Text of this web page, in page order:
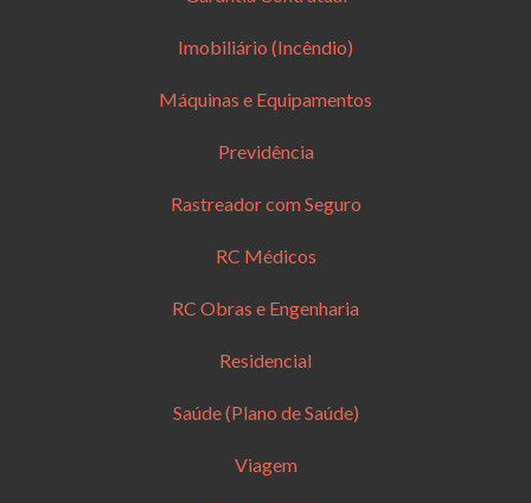
Imobiliário (Incêndio)
Máquinas e Equipamentos
Previdência
Rastreador com Seguro
RC Médicos
RC Obras e Engenharia
Residencial
Saúde (Plano de Saúde)
Viagem